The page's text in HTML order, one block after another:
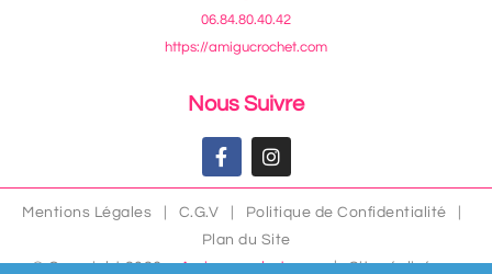
06.84.80.40.42
https://amigucrochet.com
Nous Suivre
Mentions Légales C.G.V Politique de Confidentialité
Plan du Site
© Copyright 2026 –Amigucrochet.com| Site réalisé par